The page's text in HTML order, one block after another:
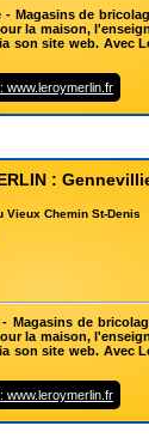
- Magasins de
la maison,
son site web. Avec
www.leroymerlin.fr
:
Vieux Chemin St-Denis
Magasins de
la maison,
son site web. Avec
www.leroymerlin.fr